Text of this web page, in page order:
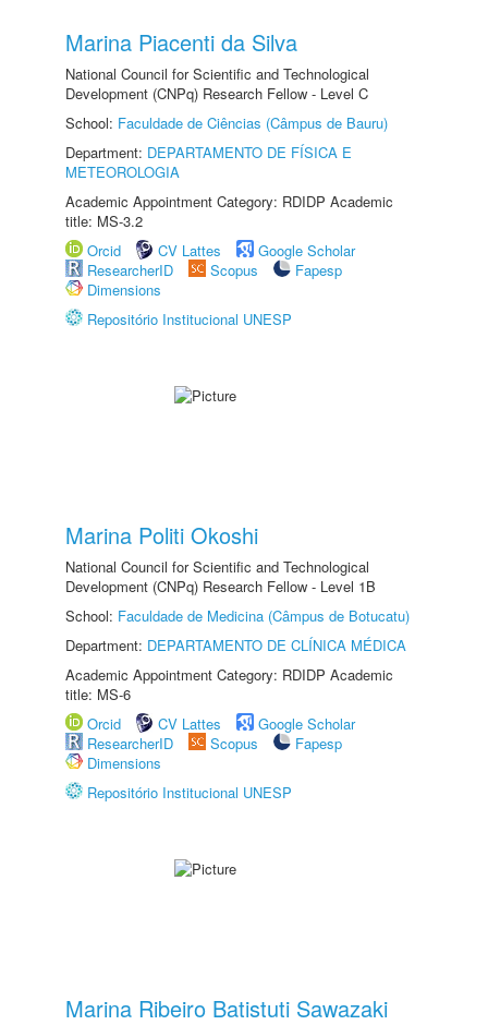
Marina Piacenti da Silva
National Council for Scientific and Technological
Development (CNPq) Research Fellow - Level C
School: Faculdade de Ciências (Câmpus de Bauru)
Department: DEPARTAMENTO DE FÍSICA E
METEOROLOGIA
Academic Appointment Category: RDIDP Academic
title: MS-3.2
Orcid
CV Lattes
Google Scholar
ResearcherID
Scopus
Fapesp
Dimensions
Repositório Institucional UNESP
Marina Politi Okoshi
National Council for Scientific and Technological
Development (CNPq) Research Fellow - Level 1B
School: Faculdade de Medicina (Câmpus de Botucatu)
Department: DEPARTAMENTO DE CLÍNICA MÉDICA
Academic Appointment Category: RDIDP Academic
title: MS-6
Orcid
CV Lattes
Google Scholar
ResearcherID
Scopus
Fapesp
Dimensions
Repositório Institucional UNESP
Marina Ribeiro Batistuti Sawazaki